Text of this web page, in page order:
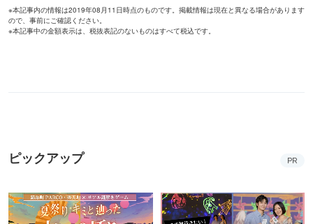
※本記事内の情報は2019年08月11日時点のものです。掲載情報は現在と異なる場合があります
ので、事前にご確認ください。
※本記事中の金額表示は、税抜表記のないものはすべて税込です。
ピックアップ PR